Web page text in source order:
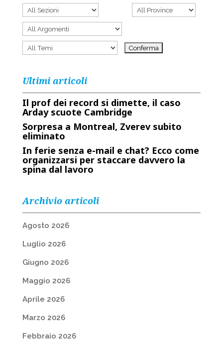
Ultimi articoli
Il prof dei record si dimette, il caso
Arday scuote Cambridge
Sorpresa a Montreal, Zverev subito
eliminato
In ferie senza e-mail e chat? Ecco come
organizzarsi per staccare davvero la
spina dal lavoro
Archivio articoli
Agosto 2026
Luglio 2026
Giugno 2026
Maggio 2026
Aprile 2026
Marzo 2026
Febbraio 2026